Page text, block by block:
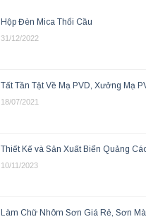
Hộp Đèn Mica Thổi Cầu
31/12/2022
Tất Tần Tật Về Mạ PVD, Xưởng Mạ
18/07/2021
Thiết Kế và Sản Xuất Biển Quảng
10/11/2023
Làm Chữ Nhôm Sơn Giá Rẻ, Sơn